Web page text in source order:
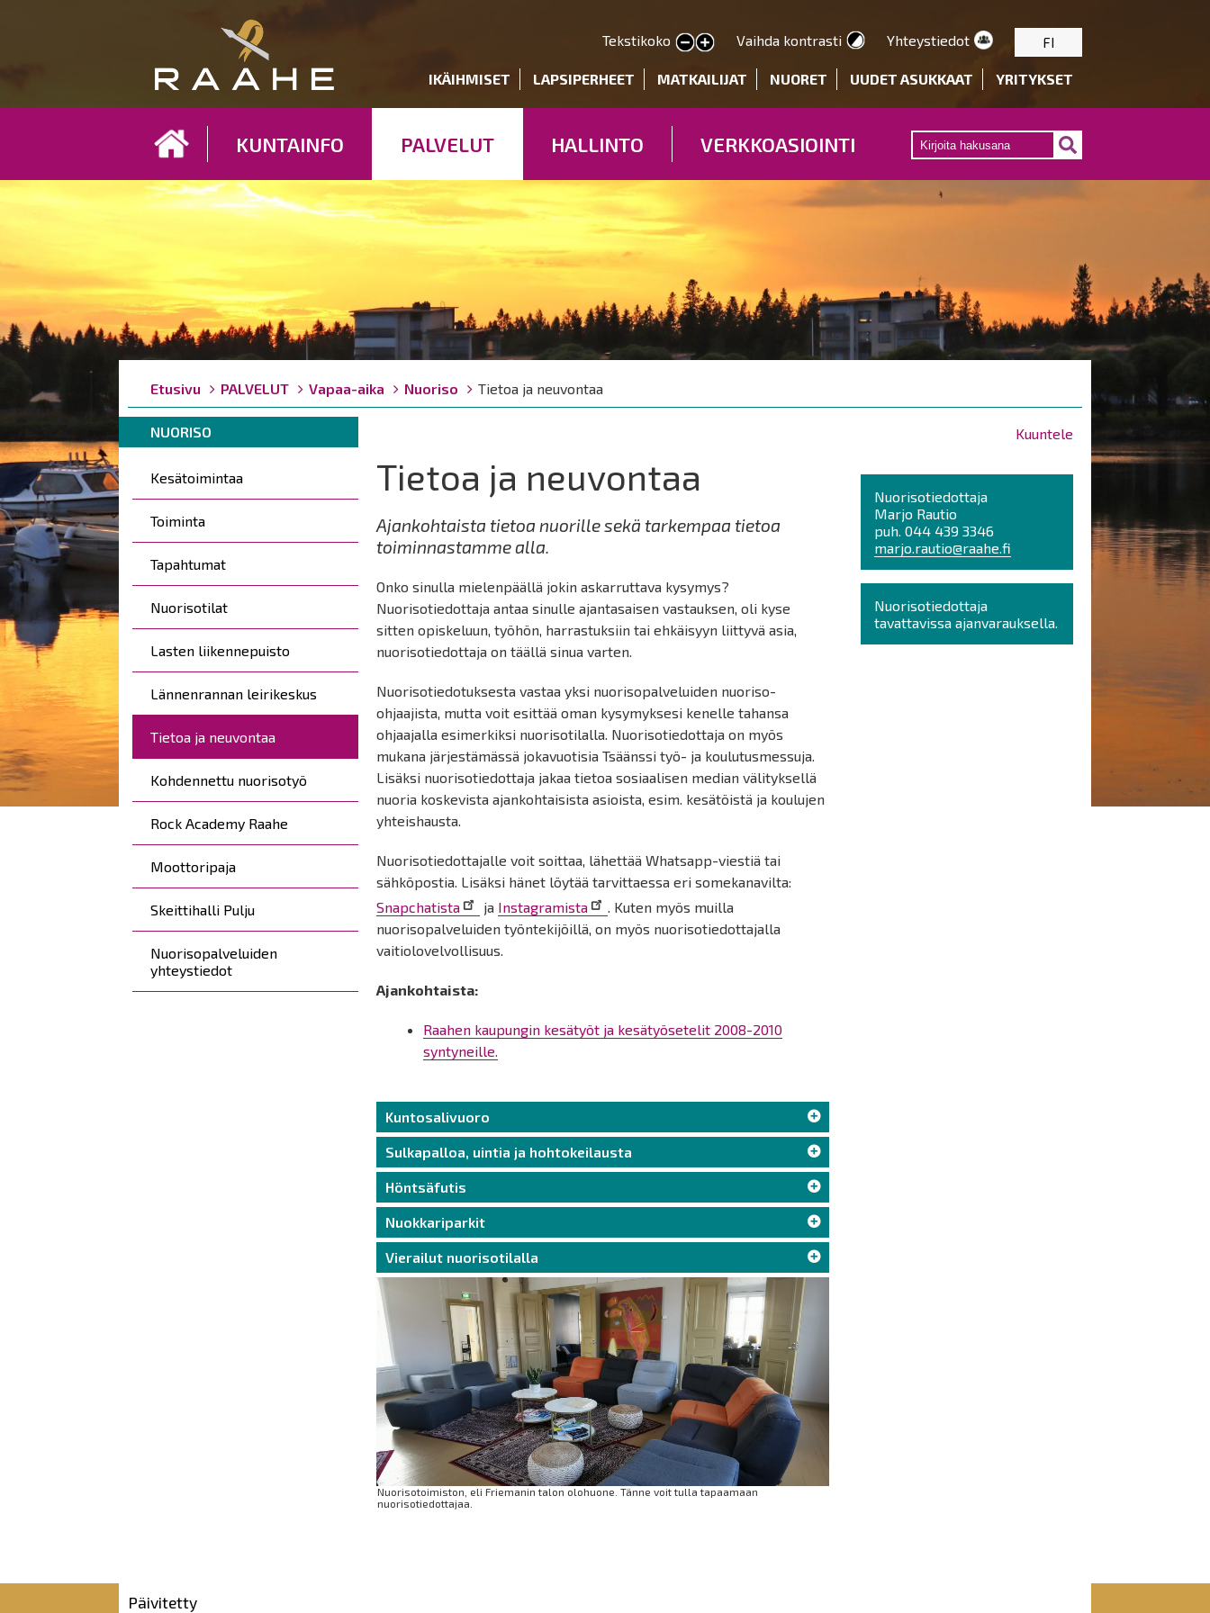
pääsisältöön
Tekstikoko
Pienennä tekstin kokoa
Suurenna tekstin kokoa Vaihda kontrasti Yhteystiedot FI
Kohderyhmät
IKÄIHMISET LAPSIPERHEET MATKAILIJAT NUORET UUDET ASUKKAAT YRITYKSET
KUNTAINFO PALVELUT HALLINTO VERKKOASIOINTI
Breadcrumbs
You
are
here:
Etusivu PALVELUT Vapaa-aika Nuoriso Tietoa ja neuvontaa
Breadcrumbs
are
here:
NUORISO Kuuntele
Päävalikko
Kesätoimintaa
Toiminta
Tapahtumat
Nuorisotilat
Lasten liikennepuisto
Lännenrannan leirikeskus
Tietoa ja neuvontaa
Kohdennettu nuorisotyö
Rock Academy Raahe
Moottoripaja
Skeittihalli Pulju
Nuorisopalveluiden
yhteystiedot
Tietoa ja neuvontaa
Ajankohtaista tietoa nuorille sekä tarkempaa tietoa
toiminnastamme alla.
Onko sinulla mielenpäällä jokin askarruttava kysymys?
Nuorisotiedottaja antaa sinulle ajantasaisen vastauksen, oli kyse
sitten opiskeluun, työhön, harrastuksiin tai ehkäisyyn liittyvä asia,
nuorisotiedottaja on täällä sinua varten.
Nuorisotiedotuksesta vastaa yksi nuorisopalveluiden nuoriso-
ohjaajista, mutta voit esittää oman kysymyksesi kenelle tahansa
ohjaajalla esimerkiksi nuorisotilalla. Nuorisotiedottaja on myös
mukana järjestämässä jokavuotisia Tsäänssi työ- ja koulutusmessuja.
Lisäksi nuorisotiedottaja jakaa tietoa sosiaalisen median välityksellä
nuoria koskevista ajankohtaisista asioista, esim. kesätöistä ja koulujen
yhteishausta.
Nuorisotiedottajalle voit soittaa, lähettää Whatsapp-viestiä tai
sähköpostia. Lisäksi hänet löytää tarvittaessa eri somekanavilta:
Snapchatista
ja Instagramista
. Kuten myös muilla
nuorisopalveluiden työntekijöillä, on myös nuorisotiedottajalla
vaitiolovelvollisuus.
Ajankohtaista:
Raahen kaupungin kesätyöt ja kesätyösetelit 2008-2010
syntyneille.
Kuntosalivuoro
Sulkapalloa, uintia ja hohtokeilausta
Höntsäfutis
Nuokkariparkit
Vierailut nuorisotilalla
Nuorisotoimiston, eli Friemanin talon olohuone. Tänne voit tulla tapaamaan
nuorisotiedottajaa.
Nuorisotiedottaja
Marjo Rautio
puh. 044 439 3346
marjo.rautio@raahe.fi
Nuorisotiedottaja
tavattavissa ajanvarauksella.
Päivitetty